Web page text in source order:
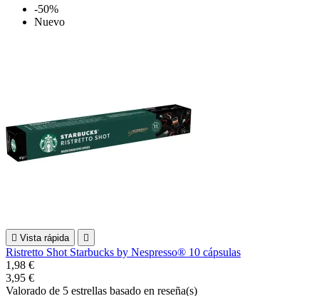
-50%
Nuevo
 Vista rápida 
Ristretto Shot Starbucks by Nespresso® 10 cápsulas
1,98 €
3,95 €
Valorado de 5 estrellas basado en reseña(s)